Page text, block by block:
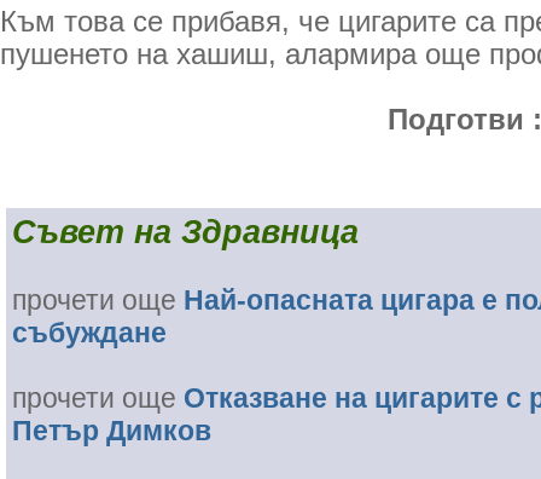
Към това се прибавя, че цигарите са
пушенето на хашиш, алармира още
Съвет на Здравница
прочети още Най-опасната цигара е
събуждане
прочети още Отказване на цигарите с
Петър Димков